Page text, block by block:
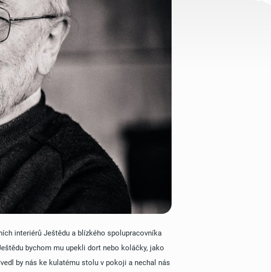
interiérů Ještědu a blízkého spolupracovníka
bychom mu upekli dort nebo koláčky, jako
by nás ke kulatému stolu v pokoji a nechal nás